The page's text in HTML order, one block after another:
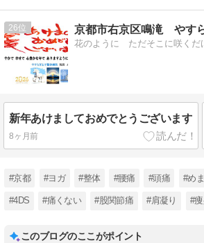
26
花のように ただそこに咲く
新年あけましておめでとうございます
8ヶ月前
#京都 #ヨガ #整体 #腰痛 #頭痛 #め
#4DS #痛くない #股関節痛 #肩凝り #
このブログのここがポイント